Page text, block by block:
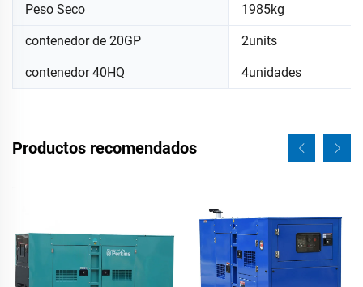
Peso Seco 1985kg
contenedor de 20GP 2units
contenedor 40HQ 4unidades
Productos recomendados